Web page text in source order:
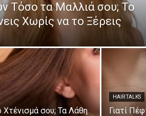
Τόσο τα Μαλλιά σου; Το
Χωρίς να το Ξέρεις
Χτένισμά σου; Τα Λάθη
HAIR TALKS
Γιατί